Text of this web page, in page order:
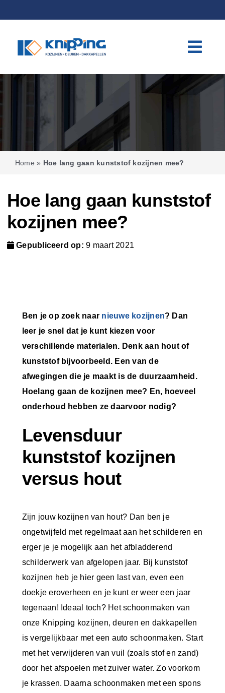
to
Home » Hoe lang gaan kunststof kozijnen mee?
Hoe lang gaan kunststof
kozijnen mee?
Gepubliceerd op: 9 maart 2021
Ben je op zoek naar nieuwe kozijnen? Dan
leer je snel dat je kunt kiezen voor
verschillende materialen. Denk aan hout of
kunststof bijvoorbeeld. Een van de
afwegingen die je maakt is de duurzaamheid.
Hoelang gaan de kozijnen mee? En, hoeveel
onderhoud hebben ze daarvoor nodig?
Levensduur
kunststof kozijnen
versus hout
Zijn jouw kozijnen van hout? Dan ben je
ongetwijfeld met regelmaat aan het schilderen en
erger je je mogelijk aan het afbladderend
schilderwerk van afgelopen jaar. Bij kunststof
kozijnen heb je hier geen last van, even een
doekje eroverheen en je kunt er weer een jaar
tegenaan! Ideaal toch? Het schoonmaken van
onze Knipping kozijnen, deuren en dakkapellen
is vergelijkbaar met een auto schoonmaken. Start
met het verwijderen van vuil (zoals stof en zand)
door het afspoelen met zuiver water. Zo voorkom
je krassen. Daarna schoonmaken met een spons